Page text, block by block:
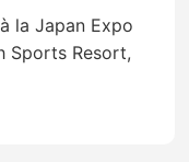
la Japan Expo
Sports Resort,